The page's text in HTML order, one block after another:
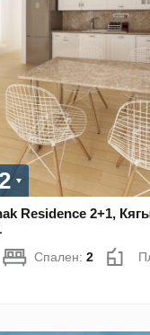
Residence 2+1,
Спален:2